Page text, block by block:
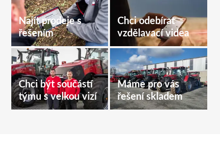
Najít prodeje s
řešením
Chci odebírat
vzdělavací videa
Máme pro vás
řešení skladem
Chci být součástí
týmu s velkou vizí